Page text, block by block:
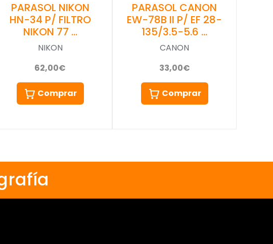
PARASOL NIKON
HN-34 P/ FILTRO
NIKON 77 …
NIKON
62,00€
Comprar
PARASOL CANON
EW-78B II P/ EF 28-
135/3.5-5.6 …
CANON
33,00€
Comprar